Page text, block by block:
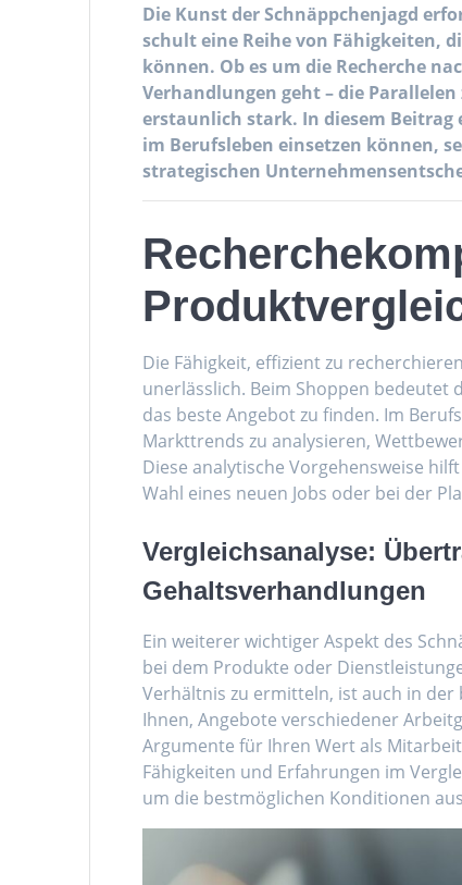
Die Kunst der Schnäppchenjagd
schult eine Reihe von Fähigkeiten,
können. Ob es um die Recherche
Verhandlungen geht – die
erstaunlich stark. In diesem Beitrag
im Berufsleben einsetzen können,
strategischen
Die Fähigkeit, effizient zu
unerlässlich. Beim Shoppen bedeutet
das beste Angebot zu finden. Im
Markttrends zu analysieren,
Diese analytische Vorgehensweise
Wahl eines neuen Jobs oder bei der
Vergleichsanalyse:
Gehaltsverhandlungen
Ein weiterer wichtiger Aspekt des
bei dem Produkte oder
Verhältnis zu ermitteln, ist auch in der
Ihnen, Angebote verschiedener
Argumente für Ihren Wert als
Fähigkeiten und Erfahrungen im
um die bestmöglichen Konditionen